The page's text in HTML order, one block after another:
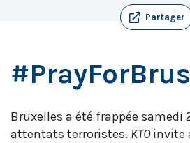
Partager
Bruxelles a été frappée samedi
attentats terroristes. KTOinvite